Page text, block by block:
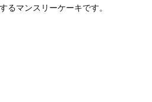
るマンスリーケーキです。